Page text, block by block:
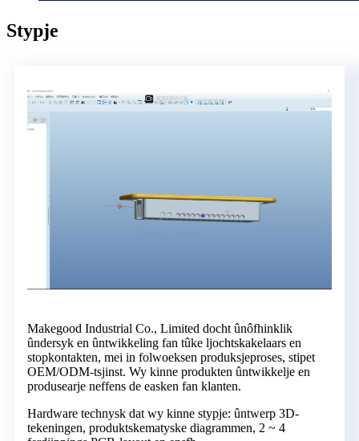
Stypje
Makegood Industrial Co., Limited docht ûnôfhinklik
ûndersyk en ûntwikkeling fan tûke ljochtskakelaars en
stopkontakten, mei in folwoeksen produksjeproses, stipet
OEM/ODM-tsjinst. Wy kinne produkten ûntwikkelje en
produsearje neffens de easken fan klanten.
Hardware technysk dat wy kinne stypje: ûntwerp 3D-
tekeningen, produktskematyske diagrammen, 2 ~ 4